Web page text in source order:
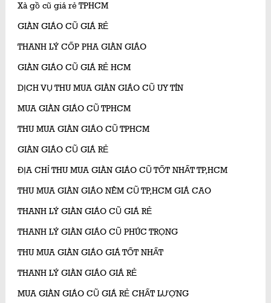
Xà gồ cũ giá rẻ TPHCM
GIÀN GIÁO CŨ GIÁ RẺ
THANH LÝ CỐP PHA GIÀN GIÁO
GIÀN GIÁO CŨ GIÁ RẺ HCM
DỊCH VỤ THU MUA GIÀN GIÁO CŨ UY TÍN
MUA GIÀN GIÁO CŨ TPHCM
THU MUA GIÀN GIÁO CŨ TPHCM
GIÀN GIÁO CŨ GIÁ RẺ
ĐỊA CHỈ THU MUA GIÀN GIÁO CŨ TỐT NHẤT TP,HCM
THU MUA GIÀN GIÁO NÊM CŨ TP,HCM GIÁ CAO
THANH LÝ GIÀN GIÁO CŨ GIÁ RẺ
THANH LÝ GIÀN GIÁO CŨ PHÚC TRỌNG
THU MUA GIÀN GIÁO GIÁ TỐT NHẤT
THANH LÝ GIÀN GIÁO GIÁ RẺ
MUA GIÀN GIÁO CŨ GIÁ RẺ CHẤT LƯỢNG